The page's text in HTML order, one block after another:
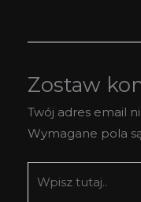
Zostaw
Twój adres email
Wymagane pola
tutaj..